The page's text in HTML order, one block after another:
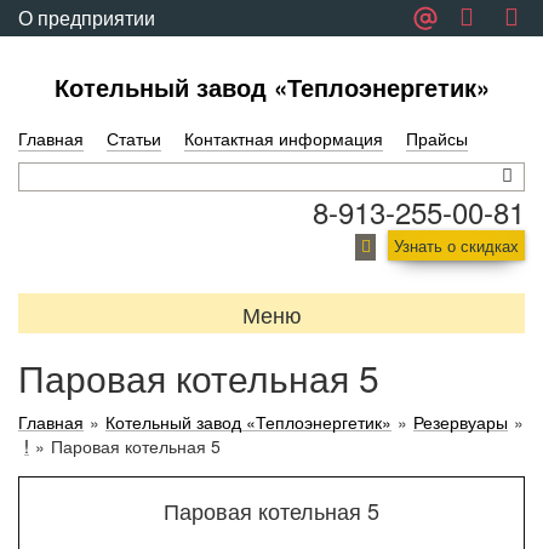
О предприятии
Котельный завод «Теплоэнергетик»
Главная Статьи Контактная информация Прайсы
8-913-255-00-81
Узнать о скидках
Меню
Паровая котельная 5
Главная » Котельный завод «Теплоэнергетик» » Резервуары »
! » Паровая котельная 5
Паровая котельная 5